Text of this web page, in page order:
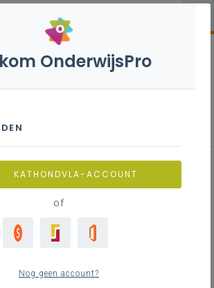
leerplan of raadpleeg de digitale
OnderwijsPro
KATHONDVLA-ACCOUNT
of
Nog geen account?